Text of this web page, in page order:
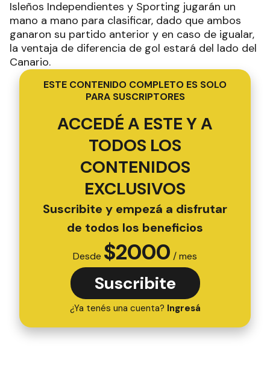
Isleños Independientes y Sporting jugarán un
mano a mano para clasificar, dado que ambos
ganaron su partido anterior y en caso de igualar,
la ventaja de diferencia de gol estará del lado del
Canario.
ESTE CONTENIDO COMPLETO ES SOLO
PARA SUSCRIPTORES
ACCEDÉ A ESTE Y A
TODOS LOS
CONTENIDOS
EXCLUSIVOS
Suscribite y empezá a disfrutar
de todos los beneficios
Desde $2000 / mes
Suscribite
¿Ya tenés una cuenta? Ingresá